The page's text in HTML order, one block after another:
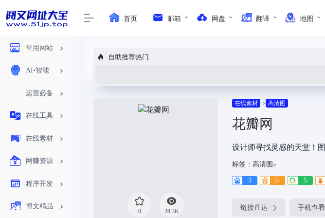
常用网站
AI•智能
运营必备
在线工具
在线素材
网赚资源
程序开发
博文精品
首页 邮箱 网盘 翻译 地图
自助推荐热门
0 28.3K
在线素材 高清图
花瓣网
设计师寻找灵感的天堂！
标签： 高清图
3 5- 5
链接直达 手机查看